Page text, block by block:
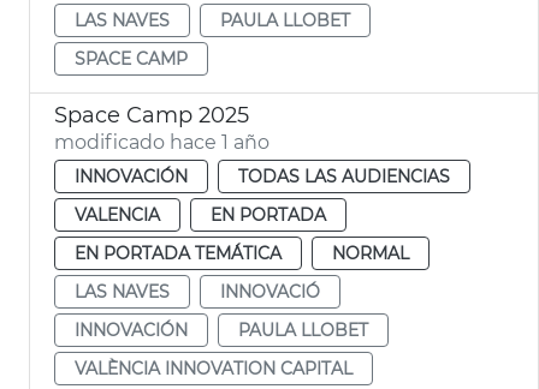
LAS NAVES
PAULA LLOBET
SPACE CAMP
Space Camp 2025
modificado hace 1 año
INNOVACIÓN
TODAS LAS AUDIENCIAS
VALENCIA
EN PORTADA
EN PORTADA TEMÁTICA
NORMAL
LAS NAVES
INNOVACIÓ
INNOVACIÓN
PAULA LLOBET
VALÈNCIA INNOVATION CAPITAL